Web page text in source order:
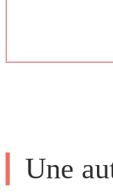
Une